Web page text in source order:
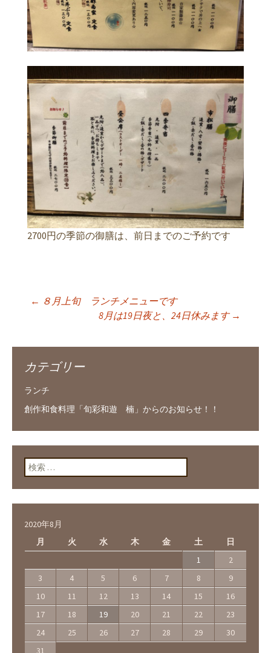
2700円の季節の御膳は、前日までのご予約です
投稿ナビゲーショ
ン
← ８月上旬 ランチメニューです
8月は19日夜と、24日休みます →
カテゴリー
ランチ
創作和食料理「旬彩和遊 楠」からのお知らせ！！
検索:
2020年8月
月
火 水 木 金 土 日
1
2
3
4 5 6 7 8
9
10
11 12 13 14 15
16
17
18 19 20 21 22
23
24
25 26 27 28 29
30
31